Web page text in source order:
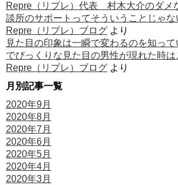
Repre（リプレ）代表 村木大介のダメ
談所のサポートってそういうことじゃな
Repre（リプレ）ブログ より
見た目の印象は一瞬で変わるのを知って
でびっくりな見た目の男性が現れた時は
Repre（リプレ）ブログ より
月別記事一覧
2020年9月
2020年8月
2020年7月
2020年6月
2020年5月
2020年4月
2020年3月